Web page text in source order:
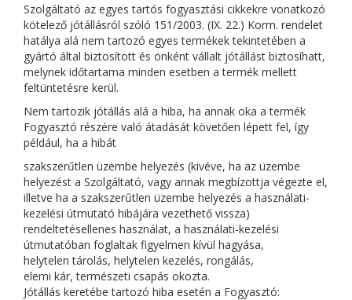
Szolgáltató az egyes tartós fogyasztási cikkekre vonatkozó
kötelező jótállásról szóló 151/2003. (IX. 22.) Korm. rendelet
hatálya alá nem tartozó egyes termékek tekintetében a
gyártó által biztosított és önként vállalt jótállást biztosíhatt,
melynek időtartama minden esetben a termék mellett
feltüntetésre kerül.
Nem tartozik jótállás alá a hiba, ha annak oka a termék
Fogyasztó részére való átadását követően lépett fel, így
például, ha a hibát
szakszerűtlen üzembe helyezés (kivéve, ha az üzembe
helyezést a Szolgáltató, vagy annak megbízottja végezte el,
illetve ha a szakszerűtlen üzembe helyezés a használati-
kezelési útmutató hibájára vezethető vissza)
rendeltetésellenes használat, a használati-kezelési
útmutatóban foglaltak figyelmen kívül hagyása,
helytelen tárolás, helytelen kezelés, rongálás,
elemi kár, természeti csapás okozta.
Jótállás keretébe tartozó hiba esetén a Fogyasztó: